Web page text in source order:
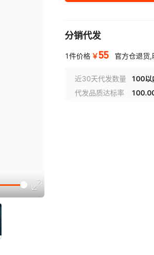
分销代发
1件价格 ￥55 官方仓退货
近30天代发数量 100以
代发品质达标率